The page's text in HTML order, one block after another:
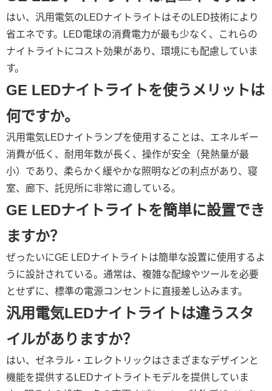
はい、汎用電気のLEDナイトライトはそのLED技術により
省エネです。LED電球の消費電力が最も少なく、これらの
ナイトライトにコスト効果があり、環境にも配慮していま
す。
GE LEDナイトライトを使うメリットは
何ですか。
汎用電気LEDナイトランプを使用することは、エネルギー
消費が低く、耐用年数が長く、操作が安全（発熱量が最
小）であり、柔らかく緩やかな照明などの利点があり、寝
室、廊下、託児所に非常に適している。
GE LEDナイトライトを簡単に設置でき
ますか？
ぜったいにGE LEDナイトライトは簡単な設置に使用するよ
うに設計されている。通常は、複雑な配線やツールを必要
とせずに、標準の電源コンセントに直接差し込みます。
汎用電気LEDナイトライトは違うスタ
イルがありますか？
はい、ゼネラル・エレクトリックはさまざまなデザインと
機能を提供するLEDナイトライトモデルを提供していま